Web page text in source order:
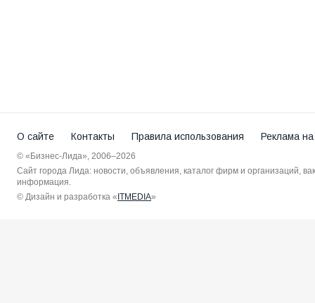
О сайте Контакты Правила использования Реклама
© «Бизнес-Лида», 2006–2026
Сайт города Лида: новости, объявления, каталог фирм и организаций,
информация.
© Дизайн и разработка « ITMEDIA»